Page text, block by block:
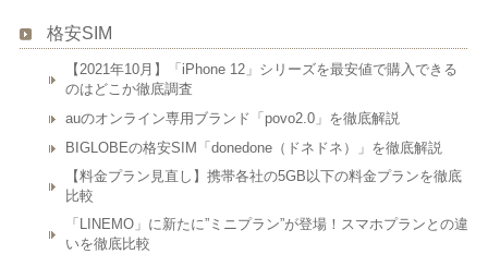
格安SIM
【2021年10月】「iPhone 12」シリーズを最安値で購入できる
のはどこか徹底調査
auのオンライン専用ブランド「povo2.0」を徹底解説
BIGLOBEの格安SIM「donedone（ドネドネ）」を徹底解説
【料金プラン見直し】携帯各社の5GB以下の料金プランを徹底
比較
「LINEMO」に新たに”ミニプラン”が登場！スマホプランとの違
いを徹底比較